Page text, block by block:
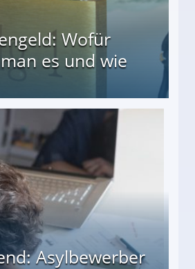
Wofür
es und wie
Asylbewerber